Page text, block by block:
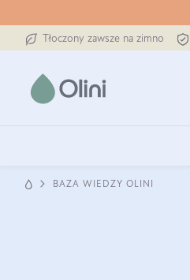
Tłoczony zawsze na zimno
BAZA WIEDZY OLINI